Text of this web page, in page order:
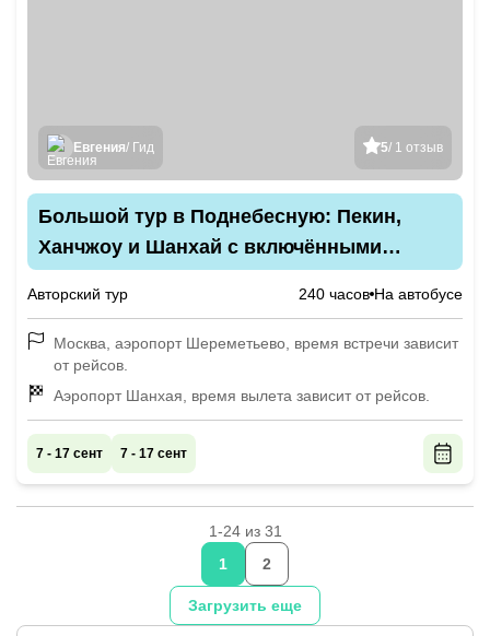
5/ 1 отзыв
Евгения/ Гид
Большой тур в Поднебесную: Пекин,
Ханчжоу и Шанхай с включёнными
Авторский тур 240 часов На автобусе
Москва, аэропорт Шереметьево, время встречи зависит
от рейсов.
Аэропорт Шанхая, время вылета зависит от рейсов.
7 - 17 сент 7 - 17 сент
1-24 из 31
Загрузить еще
1 2